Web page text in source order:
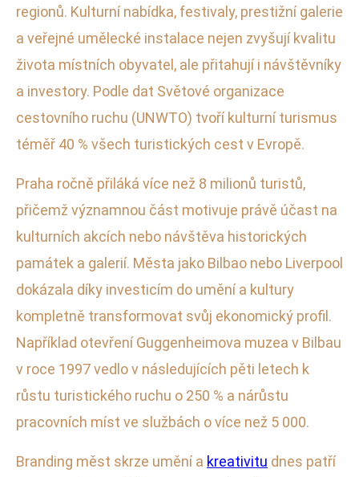
regionů. Kulturní nabídka, festivaly, prestižní galerie
a veřejné umělecké instalace nejen zvyšují kvalitu
života místních obyvatel, ale přitahují i návštěvníky
a investory. Podle dat Světové organizace
cestovního ruchu (UNWTO) tvoří kulturní turismus
téměř 40 % všech turistických cest v Evropě.
Praha ročně přiláká více než 8 milionů turistů,
přičemž významnou část motivuje právě účast na
kulturních akcích nebo návštěva historických
památek a galerií. Města jako Bilbao nebo Liverpool
dokázala díky investicím do umění a kultury
kompletně transformovat svůj ekonomický profil.
Například otevření Guggenheimova muzea v Bilbau
v roce 1997 vedlo v následujících pěti letech k
růstu turistického ruchu o 250 % a nárůstu
pracovních míst ve službách o více než 5 000.
Branding měst skrze umění a kreativitu dnes patří